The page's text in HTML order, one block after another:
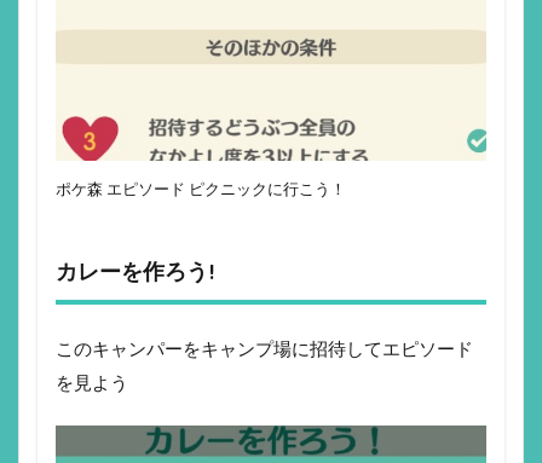
ポケ森 エピソード ピクニックに行こう！
カレーを作ろう!
このキャンパーをキャンプ場に招待してエピソード
を見よう